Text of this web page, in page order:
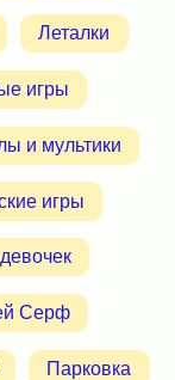
Леталки
игры
и мультики
игры
Серф
Парковка